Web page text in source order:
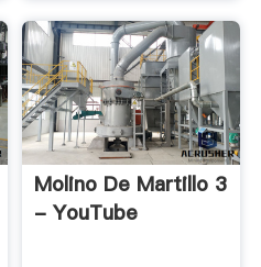
Molino De Martillo 3
- YouTube